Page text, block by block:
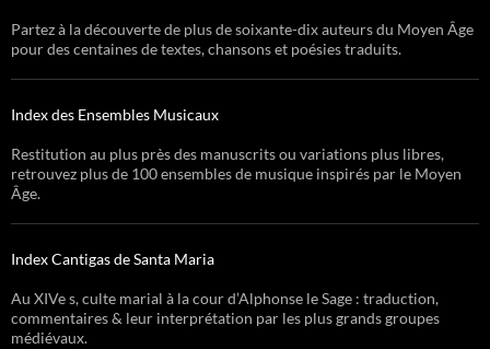
Partez à la découverte de plus de soixante-dix auteurs du Moyen Âge
pour des centaines de textes, chansons et poésies traduits.
Index des Ensembles Musicaux
Restitution au plus près des manuscrits ou variations plus libres,
retrouvez plus de 100 ensembles de musique inspirés par le Moyen
Âge.
Index Cantigas de Santa Maria
Au XIVe s, culte marial à la cour d’Alphonse le Sage : traduction,
commentaires & leur interprétation par les plus grands groupes
médiévaux.